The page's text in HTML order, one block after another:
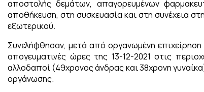
αποστολής δεμάτων, απαγορευμένων
αποθήκευση, στη συσκευασία και στη συνέχεια
εξωτερικού.
Συνελήφθησαν, μετά από οργανωμένη
απογευματινές ώρες της 13-12-2021 στις
αλλοδαποί (49χρονος άνδρας και 38χρονη
οργάνωσης.